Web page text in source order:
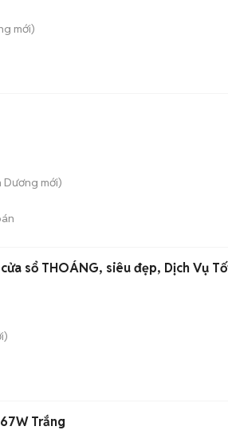
mới)
Dương mới)
cửa sổ THOÁNG, siêu đẹp, Dịch Vụ
Trắng